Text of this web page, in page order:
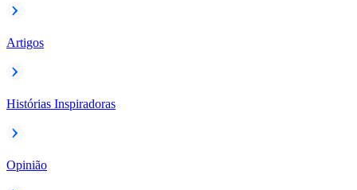
Artigos
Histórias Inspiradoras
Opinião